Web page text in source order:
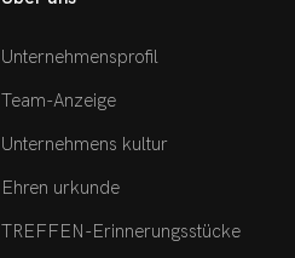
Unternehmensprofil
Team-Anzeige
Unternehmens kultur
Ehren urkunde
TREFFEN-Erinnerungsstücke